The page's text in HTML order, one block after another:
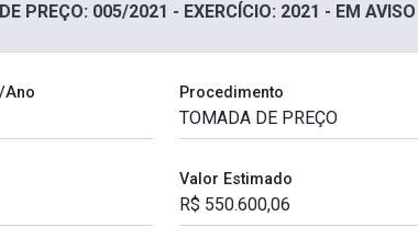
PREÇO: 005/2021 - EXERCÍCIO: 2021 - EM AVISO
Ano Procedimento
Valor Estimado